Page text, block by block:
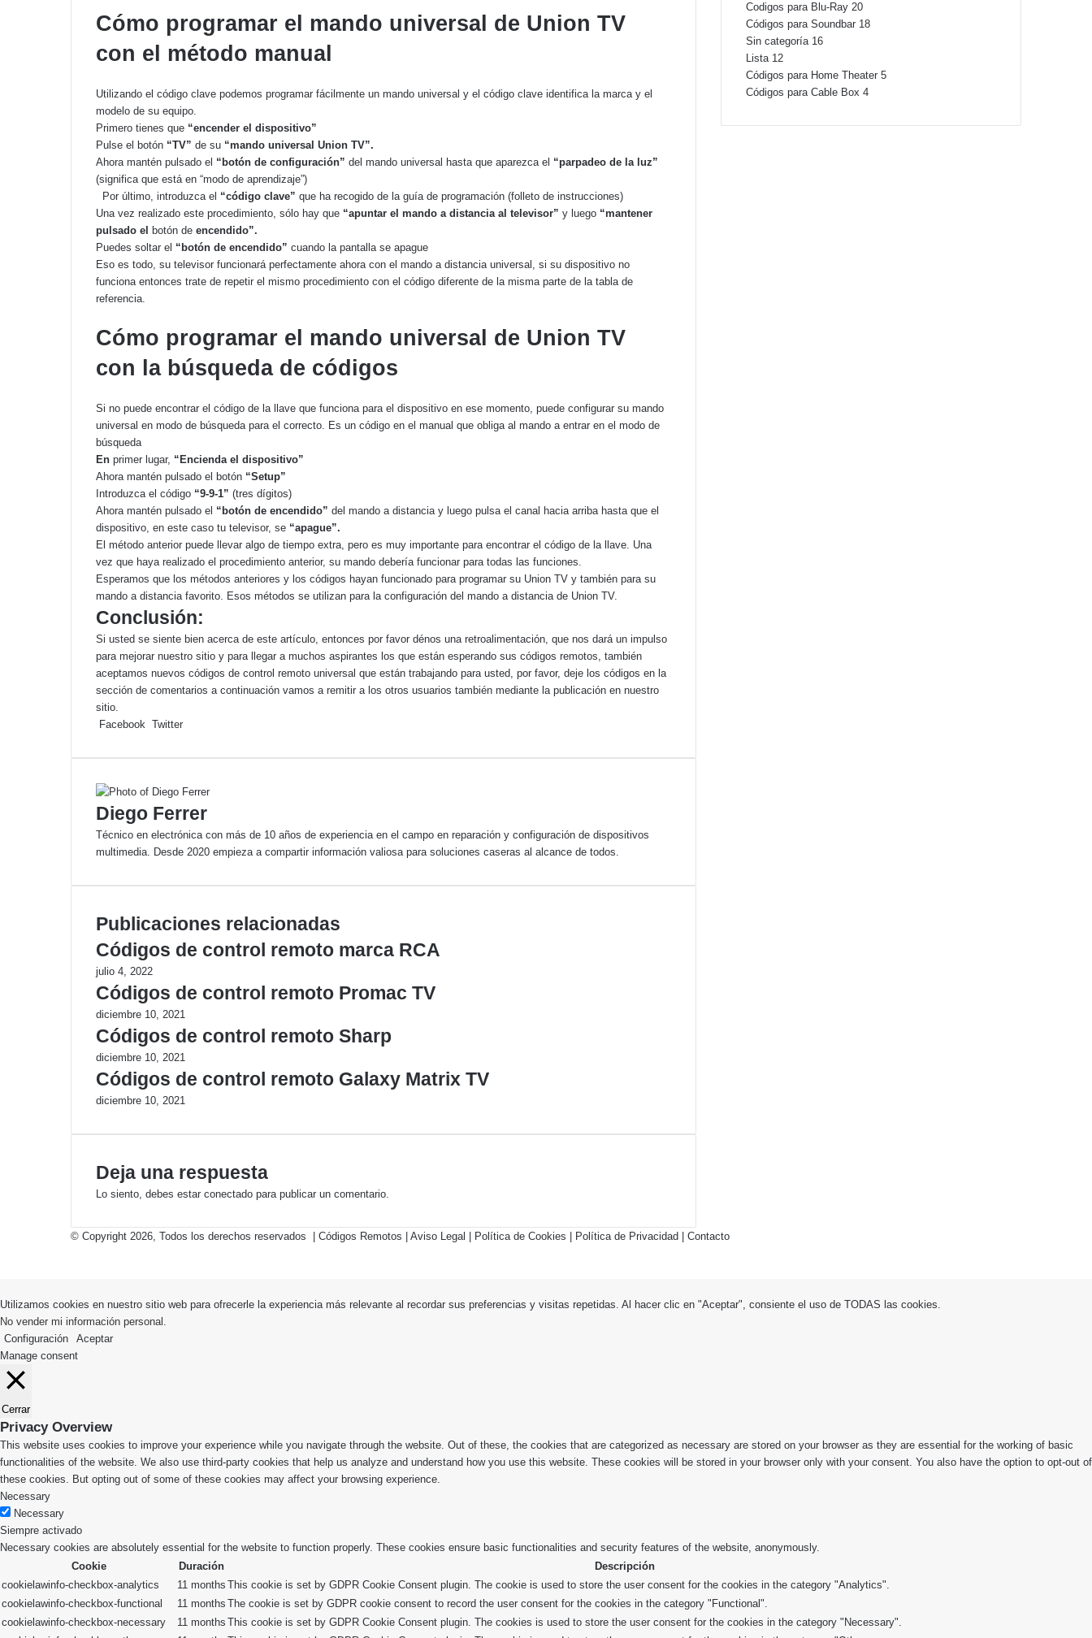
Cómo programar el mando universal de Union TV
con el método manual
Utilizando el código clave podemos programar fácilmente un mando universal y el código clave identifica la marca y el
modelo de su equipo.
Primero tienes que “encender el dispositivo”
Pulse el botón “TV” de su “mando universal Union TV”.
Ahora mantén pulsado el “botón de configuración” del mando universal hasta que aparezca el “parpadeo de la luz”
(significa que está en “modo de aprendizaje”)
Por último, introduzca el “código clave” que ha recogido de la guía de programación (folleto de instrucciones)
Una vez realizado este procedimiento, sólo hay que “apuntar el mando a distancia al televisor” y luego “mantener
pulsado el
botón de encendido”.
Puedes soltar el “botón de encendido” cuando la pantalla se apague
Eso es todo, su televisor funcionará perfectamente ahora con el mando a distancia universal, si su dispositivo no
funciona entonces trate de repetir el mismo procedimiento con el código diferente de la misma parte de la tabla de
referencia.
Cómo programar el mando universal de Union TV
con la búsqueda de códigos
Si no puede encontrar el código de la llave que funciona para el dispositivo en ese momento, puede configurar su mando
universal en modo de búsqueda para el correcto. Es un código en el manual que obliga al mando a entrar en el modo de
búsqueda
En primer lugar, “Encienda el dispositivo”
Ahora mantén pulsado el botón “Setup”
Introduzca el código “9-9-1” (tres dígitos)
Ahora mantén pulsado el “botón de encendido” del mando a distancia y luego pulsa el canal hacia arriba hasta que el
dispositivo, en este caso tu televisor, se “apague”.
El método anterior puede llevar algo de tiempo extra, pero es muy importante para encontrar el código de la llave. Una
vez que haya realizado el procedimiento anterior, su mando debería funcionar para todas las funciones.
Esperamos que los métodos anteriores y los códigos hayan funcionado para programar su Union TV y también para su
mando a distancia favorito. Esos métodos se utilizan para la configuración del mando a distancia de Union TV.
Conclusión:
Si usted se siente bien acerca de este artículo, entonces por favor dénos una retroalimentación, que nos dará un impulso
para mejorar nuestro sitio y para llegar a muchos aspirantes los que están esperando sus códigos remotos, también
aceptamos nuevos códigos de control remoto universal que están trabajando para usted, por favor, deje los códigos en la
sección de comentarios a continuación vamos a remitir a los otros usuarios también mediante la publicación en nuestro
sitio.
Facebook Twitter
Diego Ferrer
Técnico en electrónica con más de 10 años de experiencia en el campo en reparación y configuración de dispositivos
multimedia. Desde 2020 empieza a compartir información valiosa para soluciones caseras al alcance de todos.
Publicaciones relacionadas
Códigos de control remoto marca RCA
julio 4, 2022
Códigos de control remoto Promac TV
diciembre 10, 2021
Códigos de control remoto Sharp
diciembre 10, 2021
Códigos de control remoto Galaxy Matrix TV
diciembre 10, 2021
Deja una respuesta
Lo siento, debes estar conectado para publicar un comentario.
Codigos para Blu-Ray 20
Códigos para Soundbar 18
Sin categoría 16
Lista 12
Códigos para Home Theater 5
Códigos para Cable Box 4
© Copyright 2026, Todos los derechos reservados | Códigos Remotos | Aviso Legal Política de Cookies Política de Privacidad
Contacto
arriba
Utilizamos cookies en nuestro sitio web para ofrecerle la experiencia más relevante al recordar sus preferencias y visitas repetidas. Al hacer clic en "Aceptar", consiente el uso de TODAS las cookies.
No vender mi información personal .
Configuración
Aceptar
Manage consent
Cerrar
Privacy Overview
This website uses cookies to improve your experience while you navigate through the website. Out of these, the cookies that are categorized as necessary are stored on your browser as they are essential for the working of basic
functionalities of the website. We also use third-party cookies that help us analyze and understand how you use this website. These cookies will be stored in your browser only with your consent. You also have the option to opt-out of
these cookies. But opting out of some of these cookies may affect your browsing experience.
Necessary
Necessary
Siempre activado
Necessary cookies are absolutely essential for the website to function properly. These cookies ensure basic functionalities and security features of the website, anonymously.
Cookie
Duración
Descripción
cookielawinfo-checkbox-analytics
11 months This cookie is set by GDPR Cookie Consent plugin. The cookie is used to store the user consent for the cookies in the category "Analytics".
cookielawinfo-checkbox-functional
11 months The cookie is set by GDPR cookie consent to record the user consent for the cookies in the category "Functional".
cookielawinfo-checkbox-necessary
11 months This cookie is set by GDPR Cookie Consent plugin. The cookies is used to store the user consent for the cookies in the category "Necessary".